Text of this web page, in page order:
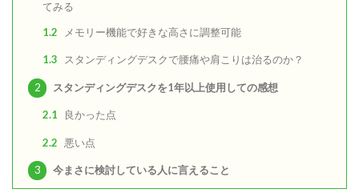
てみる
1.2
メモリー機能で好きな高さに調整可能
1.3 スタンディングデスクで腰痛や肩こりは治るのか？
2 スタンディングデスクを1年以上使用しての感想
2.1 良かった点
2.2 悪い点
3 今まさに検討している人に言えること